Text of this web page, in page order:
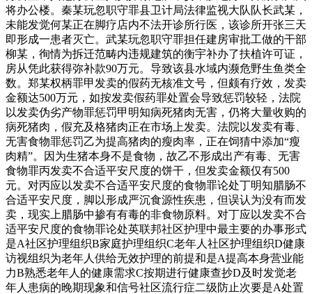
将办公楼。秦某玩忽职守罪县卫计局法律监视大队队长武某，
未能发觉何某正在脚疗店内不法开诊所行医，该诊所开张三天
即形成一患者灭亡。武某玩忽职守罪担任建房审批工做的干部
柳某，徇情为拆迁范畴内违规建筑的衡宇补办了扶植许可证，
房从凭此获得弥补款90万元。导致该县水域内濒危野生鱼类全
数。郑某权柄罪甲发卖的假药无核准文号，但颇有疗效，发卖
金额达500万元，如按发卖假药罪处置会导致惩罚较轻，法院
以发卖伪劣产物罪惩罚甲明知病死猪肉无害，仍将大量收购的
病死猪肉，假充及格猪肉正在市场上发卖。法院以发卖有毒、
无害食物罪惩罚乙为提高猪肉的瘦肉率，正在饲猜中添加“瘦
肉精”。因为生猪本身不是食物，故乙不形成出产有毒、无害
食物罪丙发卖不合适平安尺度的饼干，但发卖金额仅有500
元。对丙应以发卖不合适平安尺度的食物罪论处丁明知腊肠不
合适平安尺度，脚以形成严沉食源性疾患，但误认为没有而发
卖，现实上腊肠中掺有有毒的非食物原料。对丁应以发卖不合
适平安尺度的食物罪论处英联邦社区护理中最主要的办事形式
是A社区护理组织B家庭护理组织C老年人社区护理组织D健康
访视组织为老年人供给无效护理的前提和是A提高本身营业能
力B熟悉老年人的健康需求C按期进行健康查抄D及时发觉老
年人患病的晚期现象和信号社区流行症二级防止次要是A处置